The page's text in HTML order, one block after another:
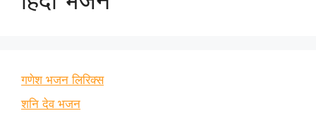
गणेश भजन लिरिक्स
शनि देव भजन